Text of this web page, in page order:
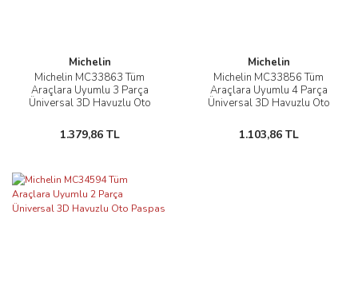
Michelin
Michelin MC33863 Tüm
Araçlara Uyumlu 3 Parça
Üniversal 3D Havuzlu Oto
1.379,86 TL
Michelin
Michelin MC33856 Tüm
Araçlara Uyumlu 4 Parça
Üniversal 3D Havuzlu Oto
1.103,86 TL